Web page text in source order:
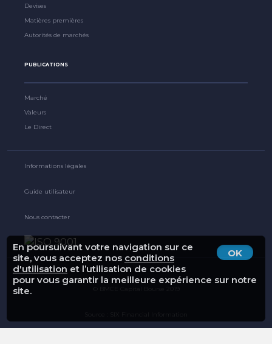
OK
En poursuivant votre navigation sur ce
site, vous acceptez nos conditions
d'utilisation et l’utilisation de cookies
pour vous garantir la meilleure expérience sur notre
site.
Devises
Matières premières
Autorités de marchés
PUBLICATIONS
Marché
Valeurs
Le Direct
Informations légales
Guide utilisateur
Nous contacter